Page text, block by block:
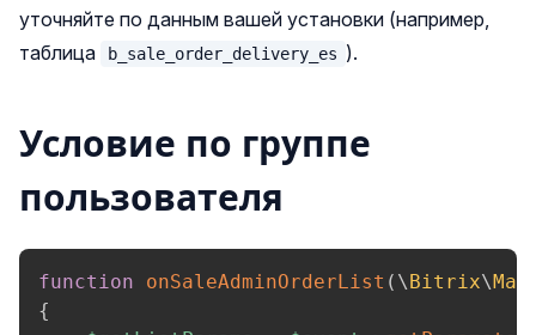
уточняйте по данным вашей установки (например,
таблица
b_sale_order_delivery_es ).
Условие по группе
пользователя
function onSaleAdminOrderList ( \Bitrix\
{